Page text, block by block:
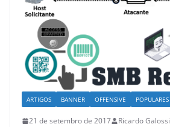
ARTIGOS BANNER OFFENSIVE POPULARES
21 de setembro de 2017 Ricardo Galossi